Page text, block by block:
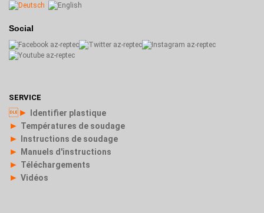
Social
SERVICE
► Identifier plastique
► Températures de soudage
► Instructions de soudage
► Manuels d'instructions
► Téléchargements
► Vidéos